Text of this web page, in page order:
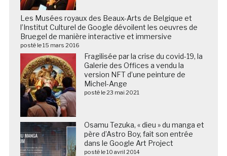
Les Musées royaux des Beaux-Arts de Belgique et
l’Institut Culturel de Google dévoilent les oeuvres de
Bruegel de manière interactive et immersive
posté le 15 mars 2016
Fragilisée par la crise du covid-19, la
Galerie des Offices a vendu la
version NFT d’une peinture de
Michel-Ange
posté le 23 mai 2021
Osamu Tezuka, « dieu » du manga et
père d’Astro Boy, fait son entrée
dans le Google Art Project
posté le 10 avril 2014